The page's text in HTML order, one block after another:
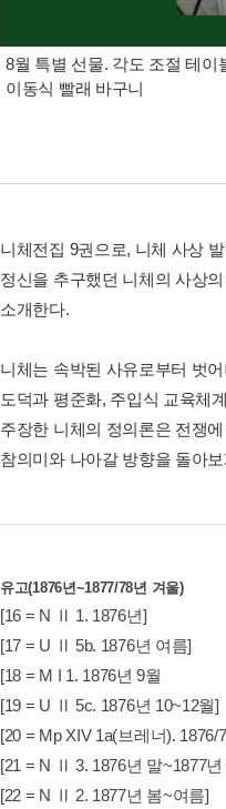
8월 특별 선물. 각도 조절 테이
이동식 빨래 바구니
니체전집 9권으로, 니체 사상
정신을 추구했던 니체의 사상
소개한다.
니체는 속박된 사유로부터 벗
도덕과 평준화, 주입식 교육체
주장한 니체의 정의론은 전쟁
참의미와 나아갈 방향을 돌아
유고(1876년~1877/78년 겨울)
[16 = N Ⅱ 1. 1876년]
[17 = U Ⅱ 5b. 1876년 여름]
[18 = M I 1. 1876년 9월
[19 = U Ⅱ 5c. 1876년 10~12월]
[20 = Mp XIV 1a(브레너). 1876/
[21 = N Ⅱ 3. 1876년 말~1877년
[22 = N Ⅱ 2. 1877년 봄~여름]